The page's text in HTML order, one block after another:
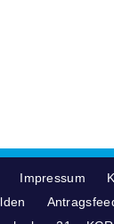
Impressum